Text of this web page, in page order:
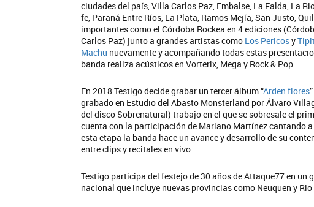
ciudades del país, Villa Carlos Paz, Embalse, La Falda, La
fe, Paraná Entre Ríos, La Plata, Ramos Mejía, San Justo,
importantes como el Córdoba Rockea en 4 ediciones
Carlos Paz) junto a grandes artistas como Los Pericosy
Machu nuevamente y acompañando todas estas
banda realiza acústicos en Vorterix, Mega y Rock & Pop.
En 2018 Testigo decide grabar un tercer álbum “Arden flores
grabado en Estudio del Abasto Monsterland por Álvaro
del disco Sobrenatural) trabajo en el que se sobresale el
cuenta con la participación de Mariano Martínez cantando
esta etapa la banda hace un avance y desarrollo de su
entre clips y recitales en vivo.
Testigo participa del festejo de 30 años de Attaque77 en
nacional que incluye nuevas provincias como Neuquen y Rio